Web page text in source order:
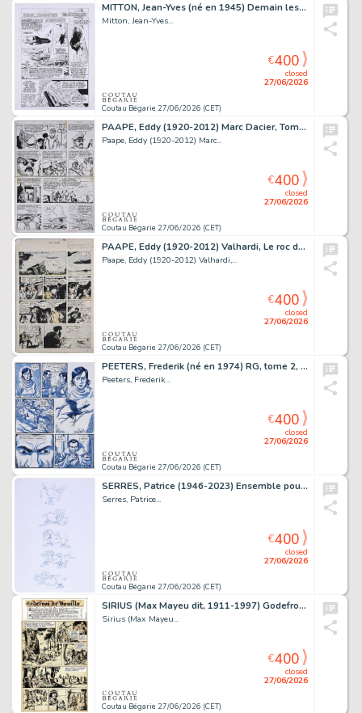
MITTON, Jean-Yves (né en 1945) Demain les monstres,...
Mitton, Jean-Yves...
Coutau Bégarie 27/06/2026 (CET)
closed
27/06/2026
€400
PAAPE, Eddy (1920-2012) Marc Dacier, Tome 6, L'abominable...
Paape, Eddy (1920-2012) Marc...
Coutau Bégarie 27/06/2026 (CET)
closed
27/06/2026
€400
PAAPE, Eddy (1920-2012) Valhardi, Le roc du diable,...
Paape, Eddy (1920-2012) Valhardi,...
Coutau Bégarie 27/06/2026 (CET)
closed
27/06/2026
€400
PEETERS, Frederik (né en 1974) RG, tome 2, planche...
Peeters, Frederik...
Coutau Bégarie 27/06/2026 (CET)
closed
27/06/2026
€400
SERRES, Patrice (1946-2023) Ensemble pour un projet...
Serres, Patrice...
Coutau Bégarie 27/06/2026 (CET)
closed
27/06/2026
€400
SIRIUS (Max Mayeu dit, 1911-1997) Godefroid de Bouillon,...
Sirius (Max Mayeu...
Coutau Bégarie 27/06/2026 (CET)
closed
27/06/2026
€400